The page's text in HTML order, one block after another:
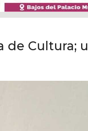
de Cultura;